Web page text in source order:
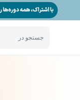
جستجو در